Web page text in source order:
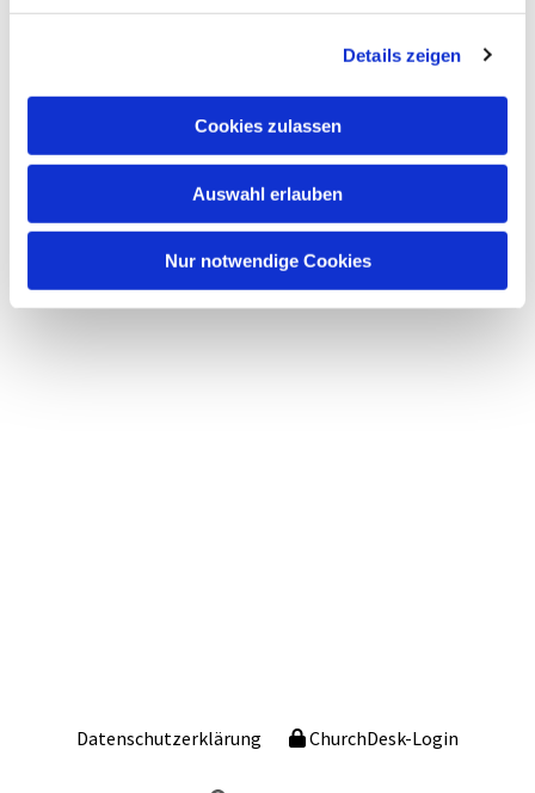
Details zeigen
Cookies zulassen
Auswahl erlauben
Nur notwendige Cookies
Datenschutzerklärung ChurchDesk-Login